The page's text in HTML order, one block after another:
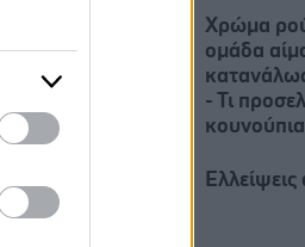
Χρώμα
ομάδα
- Τι
κουνούπια
Ελλείψεις